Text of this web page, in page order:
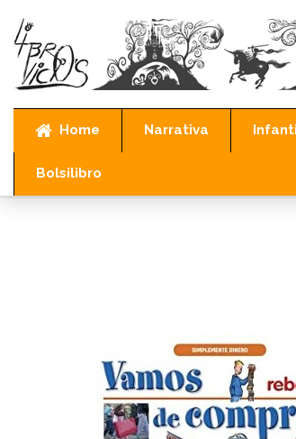
Home Narrativa
Bolsilibro
Inicio Infantil y Juvenil